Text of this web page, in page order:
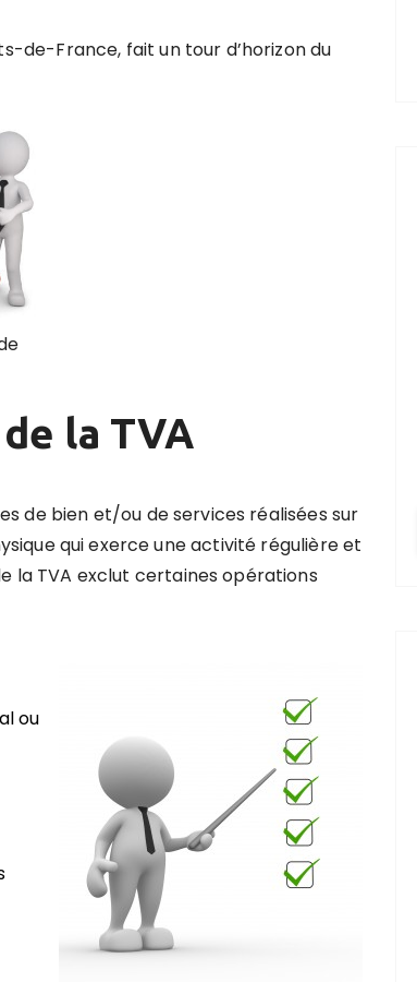
de-France, fait un tour d’horizon du
la TVA
de bien et/ou de services réalisées sur
qui exerce une activité régulière et
la TVA exclut certaines opérations
ou